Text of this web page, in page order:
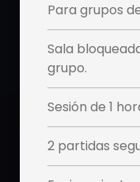
Para grupos
Sala
grupo.
Sesión de 1
2 partidas